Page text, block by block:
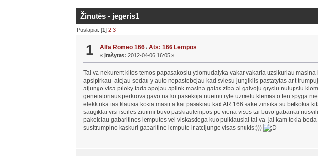
Žinutės - jegeris1
Puslapiai: [1]2 3
1 Alfa Romeo 166 /Ats: 166 Lempos
« Įrašytas: 2012-04-06 16:05 »
Tai va nekurent kitos temos papasakosiu ydomudalyka vakar vakaria uzsikuriau
apsipirkau atejau sedau y auto nepastebejau kad sviesu jungiklis pastatytas ant
atjunge visa prieky tada apejau aplink masina galas ziba ai galvoju grysiu nulupsiu
generatoriaus perkrova gavo na ko pasekoja nueinu ryte uzmetu klemas o ten spyga
elekktrika tas klausia kokia masina kai pasakiau kad AR 166 sake zinaika su betkokia
saugiklai visi iseiles ziurimi buvo paskiaulempos po viena visos tai buvo gabaritai
pakeiciau gabaritines lemputes vel viskasdega kuo puikiausiai tai va jai kam tokia
susitrumpino kaskuri gabaritine lempute ir atcijunge visas snukis:)))